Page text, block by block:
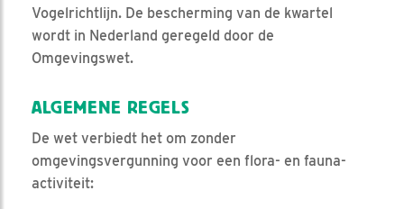
Vogelrichtlijn. De bescherming van de kwartel
wordt in Nederland geregeld door de
Omgevingswet.
ALGEMENE REGELS
De wet verbiedt het om zonder
omgevingsvergunning voor een flora- en fauna-
activiteit: